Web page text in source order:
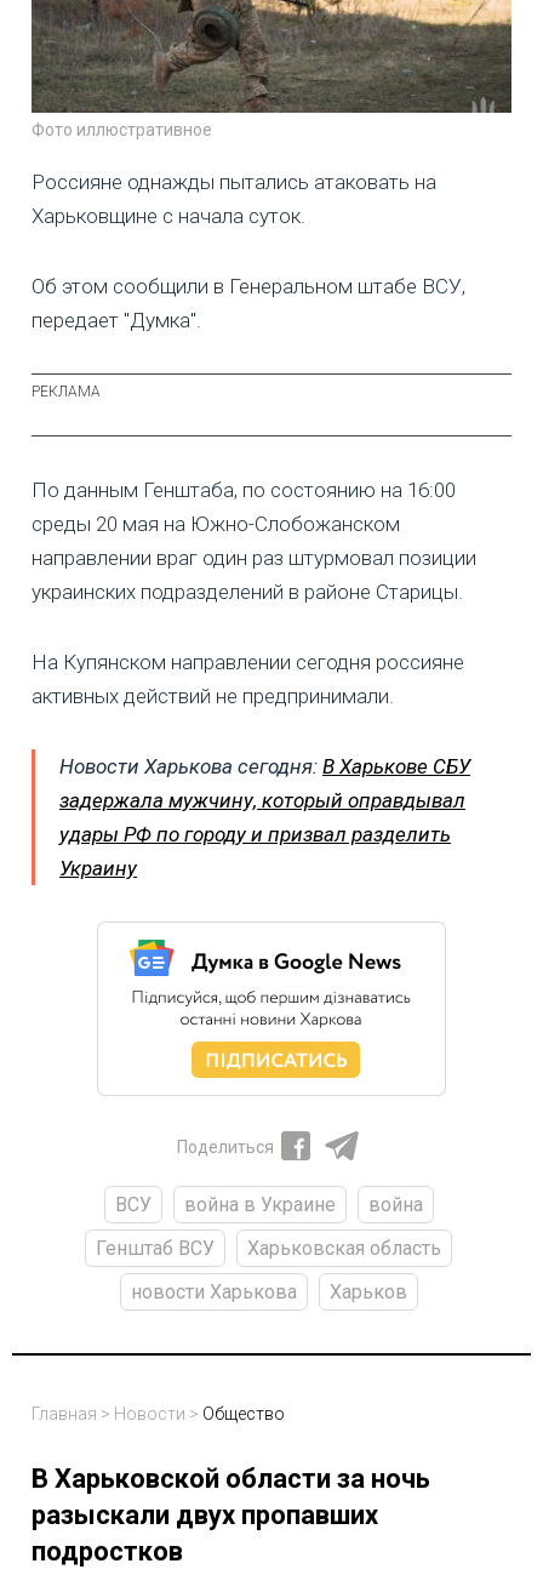
Фото иллюстративное
Россияне однажды пытались атаковать на
Харьковщине с начала суток.
Об этом сообщили в Генеральном штабе ВСУ,
передает "Думка".
По данным Генштаба, по состоянию на 16:00
среды 20 мая на Южно-Слобожанском
направлении враг один раз штурмовал позиции
украинских подразделений в районе Старицы.
На Купянском направлении сегодня россияне
активных действий не предпринимали.
Новости Харькова сегодня: В Харькове СБУ
задержала мужчину, который оправдывал
удары РФ по городу и призвал разделить
Украину
Поделиться
ВСУ война в Украине
война
Генштаб ВСУ
Харьковская область
новости Харькова
Харьков
Главная > Новости > Общество
В Харьковской области за ночь
разыскали двух пропавших
подростков